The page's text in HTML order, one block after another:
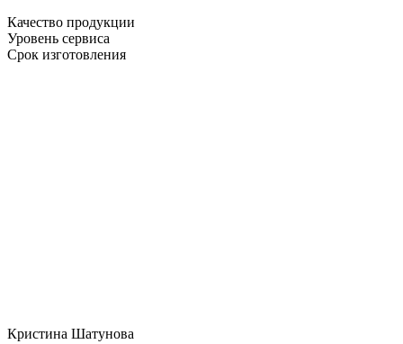
Качество продукции
Уровень сервиса
Срок изготовления
Кристина Шатунова